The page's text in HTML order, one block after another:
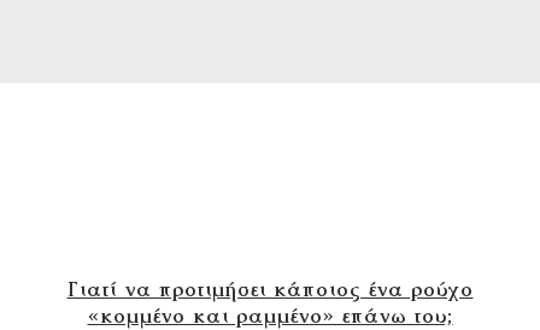
Γιατί να προτιμήσει κάποιος ένα ρούχο
«κομμένο και ραμμένο» επάνω του;